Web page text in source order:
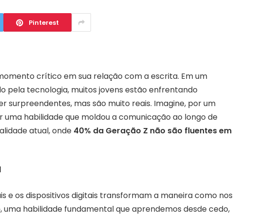
Pinterest
crítico em sua relação com a escrita. Em um
pela tecnologia, muitos jovens estão enfrentando
surpreendentes, mas são muito reais. Imagine, por um
habilidade que moldou a comunicação ao longo de
atual, onde 40% da Geração Z não são fluentes em
e os dispositivos digitais transformam a maneira como nos
uma habilidade fundamental que aprendemos desde cedo,